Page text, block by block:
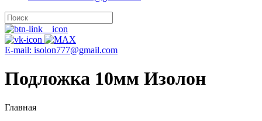
E-mail: isolon777@gmail.com
Подложка 10мм Изолон
Главная